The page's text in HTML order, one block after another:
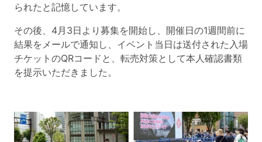
られたと記憶しています。
その後、4月3日より募集を開始し、開催日の1週間前に
結果をメールで通知し、イベント当日は送付された入場
チケットのQRコードと、転売対策として本人確認書類
を提示いただきました。